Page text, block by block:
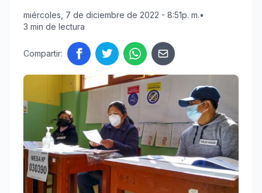
miércoles, 7 de diciembre de 2022 - 8:51p. m.•
3 min de lectura
Compartir: